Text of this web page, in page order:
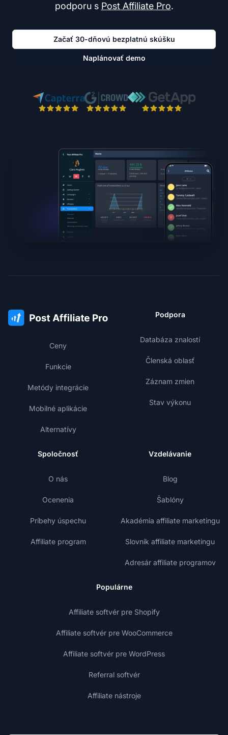
podporu s Post Affiliate Pro.
Začať 30-dňovú bezplatnú skúšku
Naplánovať demo
Ceny
Funkcie
Metódy integrácie
Mobilné aplikácie
Alternatívy
Podpora
Databáza znalostí
Členská oblasť
Záznam zmien
Stav výkonu
Spoločnosť
O nás
Ocenenia
Príbehy úspechu
Affiliate program
Vzdelávanie
Blog
Šablóny
Akadémia affiliate marketingu
Slovník affiliate marketingu
Adresár affiliate programov
Populárne
Affiliate softvér pre Shopify
Affiliate softvér pre WooCommerce
Affiliate softvér pre WordPress
Referral softvér
Affiliate nástroje